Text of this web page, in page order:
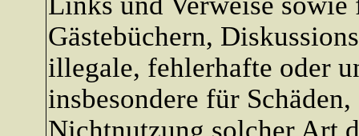
Gästebüchern,
illegale, fehlerhafte oder
insbesondere für
Nichtnutzung solcher Art